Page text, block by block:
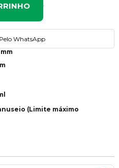
WhatsApp
(Limite máximo